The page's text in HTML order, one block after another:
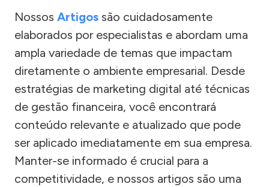
Nossos Artigos são cuidadosamente
elaborados por especialistas e abordam uma
ampla variedade de temas que impactam
diretamente o ambiente empresarial. Desde
estratégias de marketing digital até técnicas
de gestão financeira, você encontrará
conteúdo relevante e atualizado que pode
ser aplicado imediatamente em sua empresa.
Manter-se informado é crucial para a
competitividade, e nossos artigos são uma